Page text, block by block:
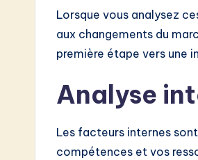
Lorsque vous analysez
aux changements du
première étape vers une
Analyse
Les facteurs internes
compétences et vos